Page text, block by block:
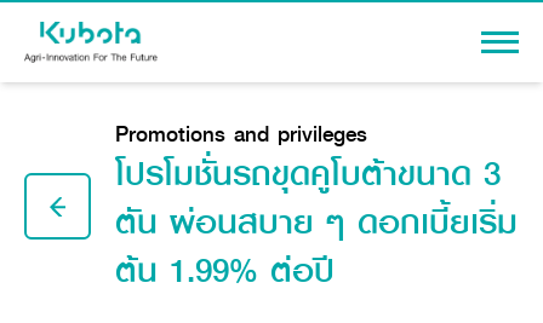
PRODUCTS
Promotions and privileges
โปรโมชั่นรถขุดคูโบต้าขนาด 3
ตัน ผ่อนสบาย ๆ ดอกเบี้ยเริ่ม
ต้น 1.99% ต่อปี